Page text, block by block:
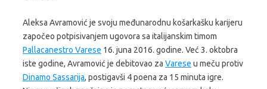
Aleksa Avramović je svoju međunarodnu košarkašku karijeru
započeo potpisivanjem ugovora sa italijanskim timom
Pallacanestro Varese 16. juna 2016. godine. Već 3. oktobra
iste godine, Avramović je debitovao za Varese u meču protiv
Dinamo Sassarija, postigavši 4 poena za 15 minuta igre.